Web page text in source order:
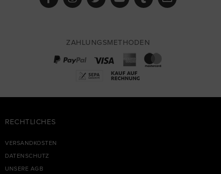
ZAHLUNGSMETHODEN
RECHTLICHES
VERSANDKOSTEN
DATENSCHUTZ
UNSERE AGB